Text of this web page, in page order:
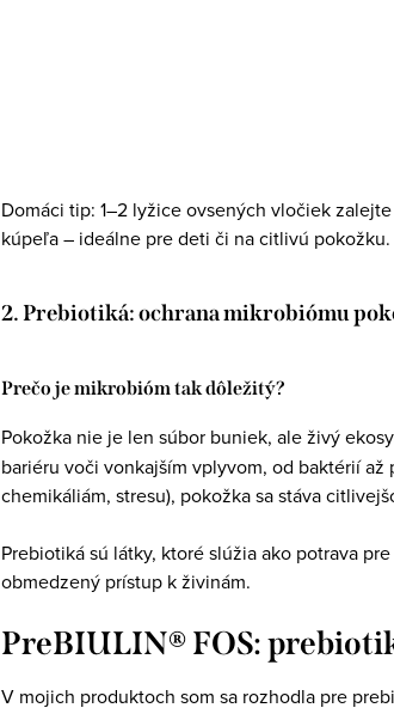
Domáci tip: 1–2 lyžice ovsených vločiek
kúpeľa – ideálne pre deti či na citlivú pokožku.
2. Prebiotiká: ochrana mikrobiómu
Prečo je mikrobióm tak dôležitý?
Pokožka nie je len súbor buniek, ale živý
bariéru voči vonkajším vplyvom, od baktérií
chemikáliám, stresu), pokožka sa stáva
Prebiotiká sú látky, ktoré slúžia ako potrava
obmedzený prístup k živinám.
PreBIULIN® FOS:
V mojich produktoch som sa rozhodla pre